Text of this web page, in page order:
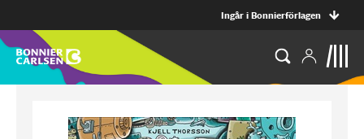
Ingår i Bonnierförlagen